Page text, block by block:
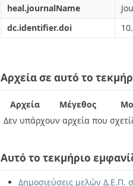
heal.journalName
dc.identifier.doi
Αρχεία σε αυτό το
Αρχεία Μέγεθος
Δεν υπάρχουν αρχεία που
Αυτό το τεκμήριο
Δημοσιεύσεις μελών Δ.Ε.Π.